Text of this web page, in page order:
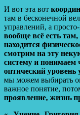
И вот эта вот
там в бесконечной
управлений, а
вообще всё есть
находится
смотрим на эту
систему и понимаем
оптический
мы можем выбирать
важное понятие,
проявление, жизнь